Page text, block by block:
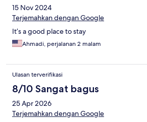
15 Nov 2024
Terjemahkan dengan Google
It’s a good place to stay
Ahmadi, perjalanan 2 malam
Ulasan terverifikasi
8/10 Sangat bagus
25 Apr 2026
Terjemahkan dengan Google